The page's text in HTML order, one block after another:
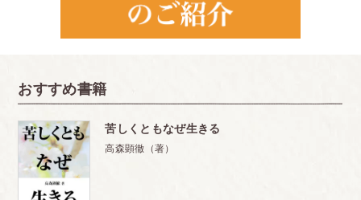
おすすめ書籍
苦しくともなぜ生きる
高森顕徹（著）